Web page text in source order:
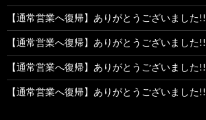
【通常営業へ復帰】ありがとうございました!!
【通常営業へ復帰】ありがとうございました!!
【通常営業へ復帰】ありがとうございました!!
【通常営業へ復帰】ありがとうございました!!